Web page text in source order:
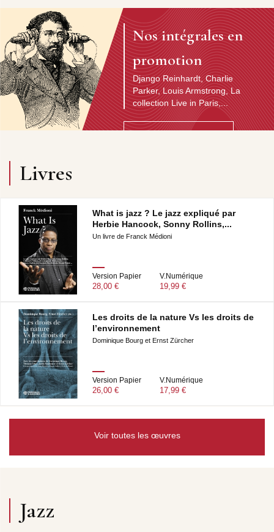
Nos intégrales en
promotion
Django Reinhardt, Charlie
Parker, Louis Armstrong, La
collection Live in Paris,...
Livres
What is jazz ? Le jazz expliqué par
Herbie Hancock, Sonny Rollins,...
Un livre de Franck Médioni
Version Papier
28,00 €
V.Numérique
19,99 €
Les droits de la nature Vs les droits de
l’environnement
Dominique Bourg et Ernst Zürcher
Version Papier
26,00 €
V.Numérique
17,99 €
Voir toutes les œuvres
Jazz